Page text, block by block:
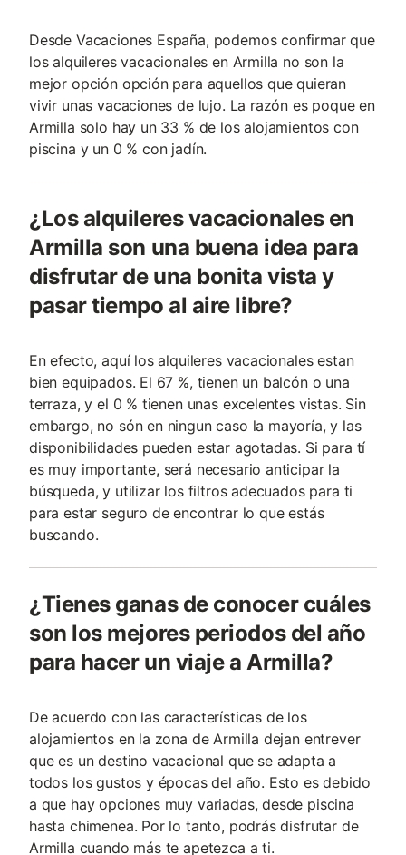
Desde Vacaciones España, podemos confirmar que
los alquileres vacacionales en Armilla no son la
mejor opción opción para aquellos que quieran
vivir unas vacaciones de lujo. La razón es poque en
Armilla solo hay un 33 % de los alojamientos con
piscina y un 0 % con jadín.
¿Los alquileres vacacionales en
Armilla son una buena idea para
disfrutar de una bonita vista y
pasar tiempo al aire libre?
En efecto, aquí los alquileres vacacionales estan
bien equipados. El 67 %, tienen un balcón o una
terraza, y el 0 % tienen unas excelentes vistas. Sin
embargo, no són en ningun caso la mayoría, y las
disponibilidades pueden estar agotadas. Si para tí
es muy importante, será necesario anticipar la
búsqueda, y utilizar los filtros adecuados para ti
para estar seguro de encontrar lo que estás
buscando.
¿Tienes ganas de conocer cuáles
son los mejores periodos del año
para hacer un viaje a Armilla?
De acuerdo con las características de los
alojamientos en la zona de Armilla dejan entrever
que es un destino vacacional que se adapta a
todos los gustos y épocas del año. Esto es debido
a que hay opciones muy variadas, desde piscina
hasta chimenea. Por lo tanto, podrás disfrutar de
Armilla cuando más te apetezca a ti.